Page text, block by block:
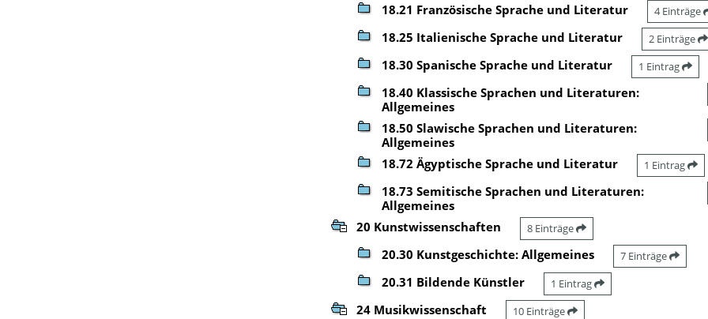
18.21 Französische Sprache und Literatur 4 Einträge
18.25 Italienische Sprache und Literatur 2 Einträge
18.30 Spanische Sprache und Literatur 1 Eintrag
18.40 Klassische Sprachen und Literaturen:
Allgemeines
18.50 Slawische Sprachen und Literaturen:
Allgemeines
18.72 Ägyptische Sprache und Literatur 1 Eintrag
18.73 Semitische Sprachen und Literaturen:
Allgemeines
20 Kunstwissenschaften 8 Einträge
20.30 Kunstgeschichte: Allgemeines 7 Einträge
20.31 Bildende Künstler 1 Eintrag
24 Musikwissenschaft 10 Einträge